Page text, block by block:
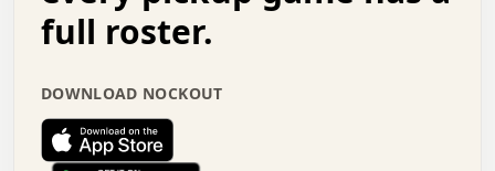
.   .   x   .   .   .   .   .   .   :   .   .   o
.   .   .   .   :   .   .   .   .   o   .   .   .
.   .   .   .   .   .   .   :   .   .   .   .   .
.   .   .   .   .   .   .   +   .   .   x   .   .
.   .   .   .   .   :   +   .   .   .   .   .   o
.   .   .   .   .   .   .   .   .   .   .   .   .
full roster.
DOWNLOAD NOCKOUT